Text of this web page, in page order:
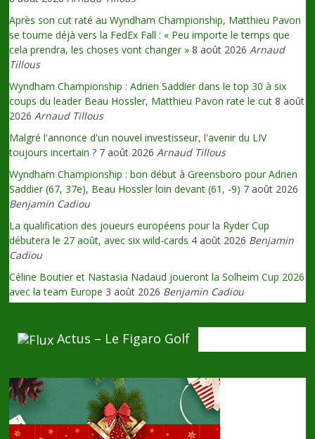
Après son cut raté au Wyndham Championship, Matthieu Pavon
se tourne déjà vers la FedEx Fall : « Peu importe le temps que
cela prendra, les choses vont changer » 8 août 2026 Arnaud
Tillous
Wyndham Championship : Adrien Saddier dans le top 30 à six
coups du leader Beau Hossler, Matthieu Pavon rate le cut 8 août
2026 Arnaud Tillous
Malgré l'annonce d'un nouvel investisseur, l'avenir du LIV
toujours incertain ? 7 août 2026 Arnaud Tillous
Wyndham Championship : bon début à Greensboro pour Adrien
Saddier (67, 37e), Beau Hossler loin devant (61, -9) 7 août 2026
Benjamin Cadiou
La qualification des joueurs européens pour la Ryder Cup
débutera le 27 août, avec six wild-cards 4 août 2026 Benjamin
Cadiou
Céline Boutier et Nastasia Nadaud joueront la Solheim Cup 2026
avec la team Europe 3 août 2026 Benjamin Cadiou
Actus – Le Figaro Golf